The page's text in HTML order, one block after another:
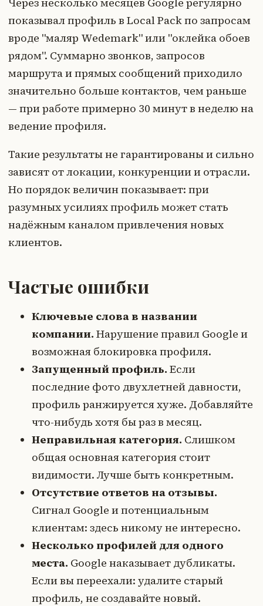
показывал профиль в Local Pack по запросам
вроде "маляр Wedemark" или "оклейка обоев
рядом". Суммарно звонков, запросов
маршрута и прямых сообщений приходило
значительно больше контактов, чем раньше
— при работе примерно 30 минут в неделю на
ведение профиля.
Такие результаты не гарантированы и сильно
зависят от локации, конкуренции и отрасли.
Но порядок величин показывает: при
разумных усилиях профиль может стать
надёжным каналом привлечения новых
клиентов.
Частые ошибки
Ключевые слова в названии
компании. Нарушение правил Google и
возможная блокировка профиля.
Запущенный профиль. Если
последние фото двухлетней давности,
профиль ранжируется хуже. Добавляйте
что-нибудь хотя бы раз в месяц.
Неправильная категория. Слишком
общая основная категория стоит
видимости. Лучше быть конкретным.
Отсутствие ответов на отзывы.
Сигнал Google и потенциальным
клиентам: здесь никому не интересно.
Несколько профилей для одного
места. Google наказывает дубликаты.
Если вы переехали: удалите старый
профиль, не создавайте новый.